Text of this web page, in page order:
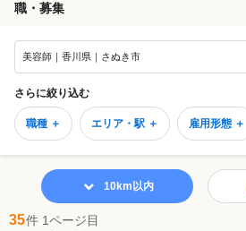
職・募集
美容師｜香川県｜さぬき市
さらに絞り込む
職種 ＋ エリア・駅 ＋ 雇用形態 ＋
35件 1ページ目
10km以内